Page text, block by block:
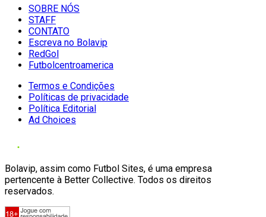
SOBRE NÓS
STAFF
CONTATO
Escreva no Bolavip
RedGol
Futbolcentroamerica
Termos e Condições
Políticas de privacidade
Política Editorial
Ad Choices
Bolavip, assim como Futbol Sites, é uma empresa
pertencente à Better Collective. Todos os direitos
reservados.